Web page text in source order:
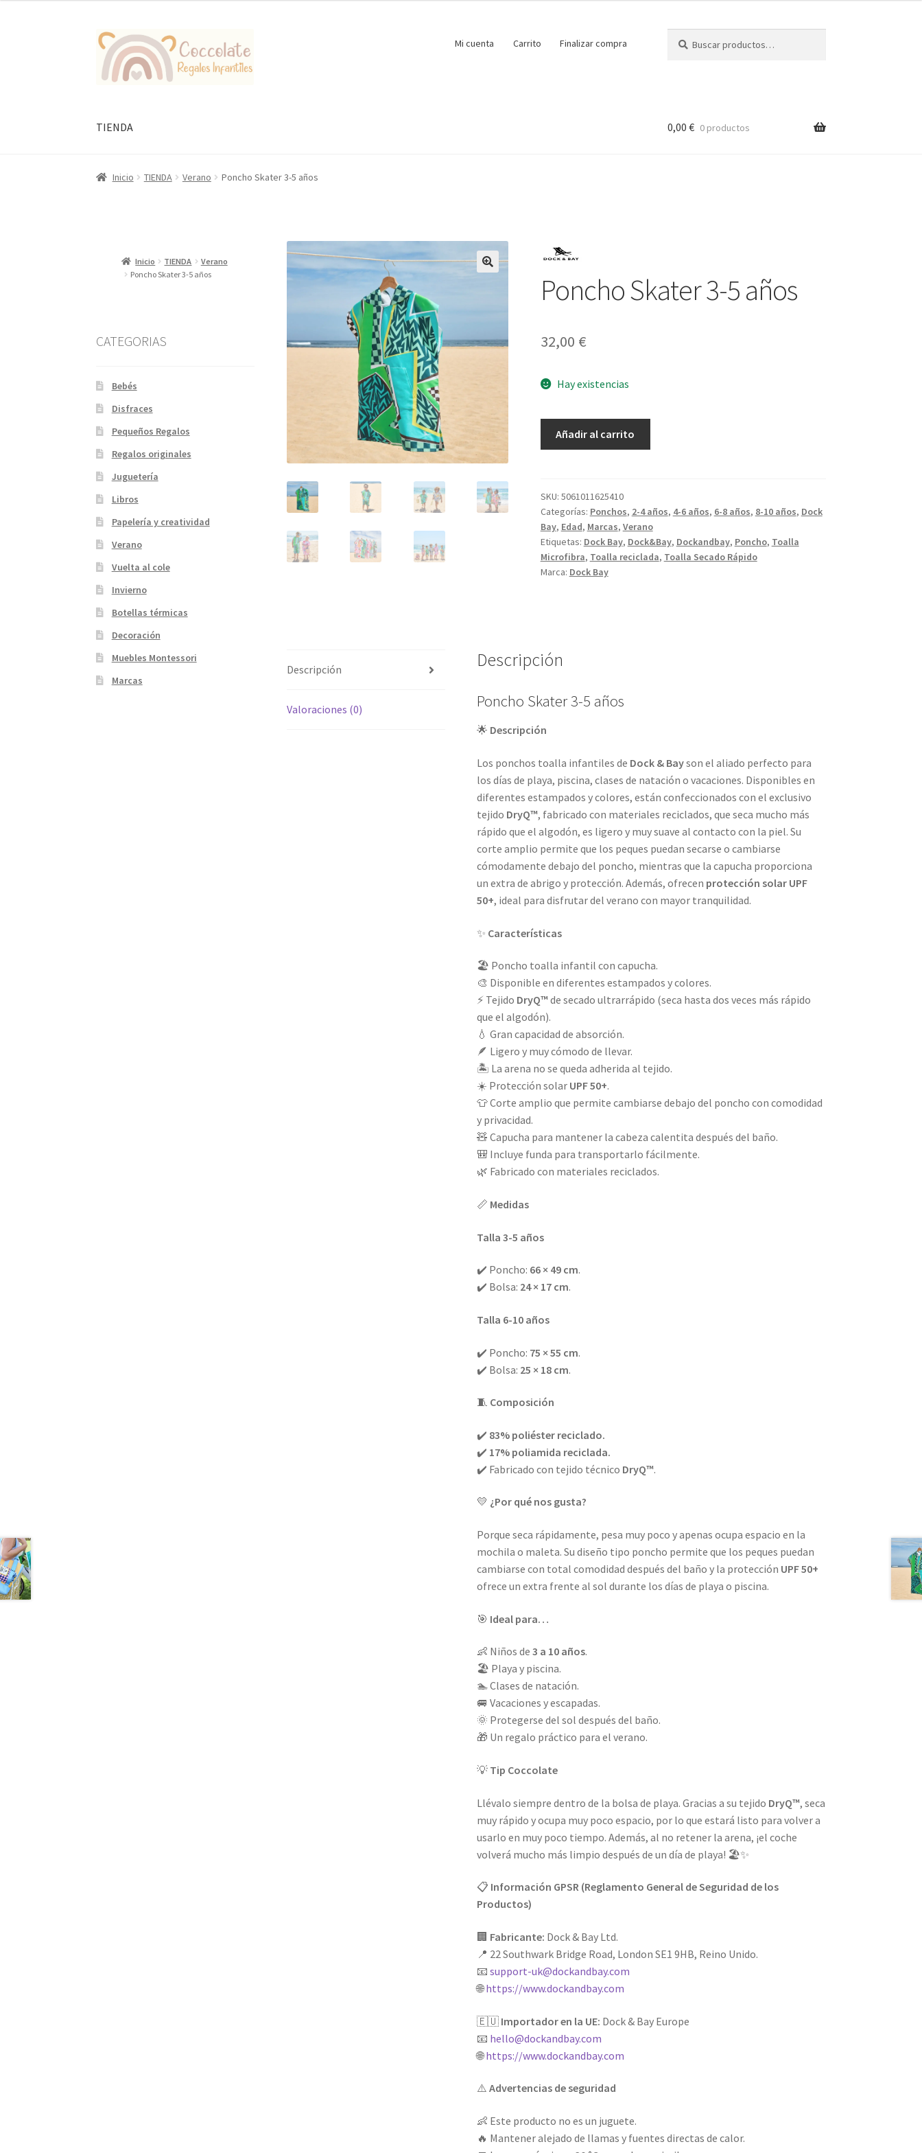
Ir
la
Ir
al
contenido
Mi cuenta Carrito Finalizar compra
por:
TIENDA 0,00 € 0 productos
Inicio TIENDA Verano Poncho Skater 3-5 años
Poncho Skater 3-5 años
32,00 €
Hay existencias
años
cantidad
Añadir al carrito
SKU: 5061011625410
Categorías: Ponchos, 2-4 años, 4-6 años, 6-8 años, 8-10 años, Dock
Bay, Edad, Marcas, Verano
Etiquetas: Dock Bay, Dock&Bay, Dockandbay, Poncho, Toalla
Microfibra, Toalla reciclada, Toalla Secado Rápido
Marca: Dock Bay
Descripción
Valoraciones (0)
Descripción
Poncho Skater 3-5 años
🌟 Descripción
Los ponchos toalla infantiles de Dock & Bayson el aliado perfecto para
los días de playa, piscina, clases de natación o vacaciones. Disponibles en
diferentes estampados y colores, están confeccionados con el exclusivo
tejido DryQ™, fabricado con materiales reciclados, que seca mucho más
rápido que el algodón, es ligero y muy suave al contacto con la piel. Su
corte amplio permite que los peques puedan secarse o cambiarse
cómodamente debajo del poncho, mientras que la capucha proporciona
un extra de abrigo y protección. Además, ofrecen protección solar UPF
50+, ideal para disfrutar del verano con mayor tranquilidad.
✨ Características
🏖️ Poncho toalla infantil con capucha.
🎨 Disponible en diferentes estampados y colores.
⚡ Tejido DryQ™ de secado ultrarrápido (seca hasta dos veces más rápido
que el algodón).
💧 Gran capacidad de absorción.
🪶 Ligero y muy cómodo de llevar.
🏝️ La arena no se queda adherida al tejido.
☀️ Protección solar UPF 50+.
👕 Corte amplio que permite cambiarse debajo del poncho con comodidad
y privacidad.
🧸 Capucha para mantener la cabeza calentita después del baño.
🎒 Incluye funda para transportarlo fácilmente.
🌿 Fabricado con materiales reciclados.
📏 Medidas
Talla 3-5 años
✔️ Poncho: 66 × 49 cm.
✔️ Bolsa: 24 × 17 cm.
Talla 6-10 años
✔️ Poncho: 75 × 55 cm.
✔️ Bolsa: 25 × 18 cm.
🧵 Composición
✔️ 83% poliéster reciclado.
✔️ 17% poliamida reciclada.
✔️ Fabricado con tejido técnico DryQ™.
💛 ¿Por qué nos gusta?
Porque seca rápidamente, pesa muy poco y apenas ocupa espacio en la
mochila o maleta. Su diseño tipo poncho permite que los peques puedan
cambiarse con total comodidad después del baño y la protección UPF 50+
ofrece un extra frente al sol durante los días de playa o piscina.
🎯 Ideal para…
👶 Niños de3 a 10 años.
🏖️ Playa y piscina.
🏊 Clases de natación.
🚐 Vacaciones y escapadas.
🌞 Protegerse del sol después del baño.
🎁 Un regalo práctico para el verano.
💡 Tip Coccolate
Llévalo siempre dentro de la bolsa de playa. Gracias a su tejido DryQ™, seca
muy rápido y ocupa muy poco espacio, por lo que estará listo para volver a
usarlo en muy poco tiempo. Además, al no retener la arena, ¡el coche
volverá mucho más limpio después de un día de playa! 🏖️✨
📋 Información GPSR (Reglamento General de Seguridad de los
Productos)
🏢 Fabricante: Dock & Bay Ltd.
📍 22 Southwark Bridge Road, London SE1 9HB, Reino Unido.
📧support-uk@dockandbay.com
🌐https://www.dockandbay.com
🇪🇺 Importador en la UE: Dock & Bay Europe
📧 hello@dockandbay.com
🌐https://www.dockandbay.com
⚠️Advertencias de seguridad
👶 Este producto no es un juguete.
🔥 Mantener alejado de llamas y fuentes directas de calor.
Inicio TIENDA
Verano
Poncho Skater 3-5 años
CATEGORIAS
Bebés
Disfraces
Pequeños Regalos
Regalos originales
Juguetería
Libros
Papelería y creatividad
Verano
Vuelta al cole
Invierno
Botellas térmicas
Decoración
Muebles Montessori
Marcas